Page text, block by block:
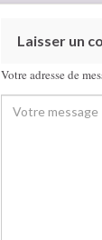
Laisser un
Votre adresse de